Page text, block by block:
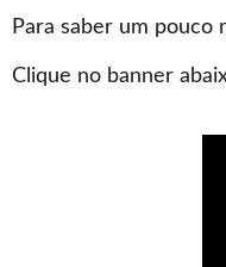
Para saber um
Clique no banner